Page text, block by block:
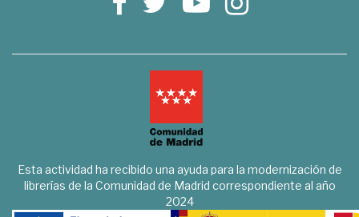
Esta actividad ha recibido una ayuda para la modernización de
librerías de la Comunidad de Madrid correspondiente al año
2024